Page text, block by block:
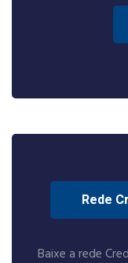
Rede
Baixe a rede